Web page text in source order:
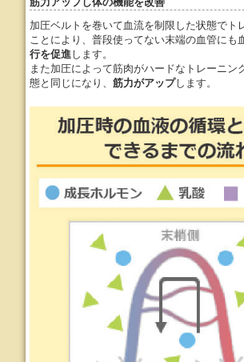
加圧ベルトを巻いて血流を制限した状態でト
ことにより、普段使ってない末端の血管にも
行を促進します。
また加圧によって筋肉がハードなトレーニン
態と同じになり、筋力がアップします。